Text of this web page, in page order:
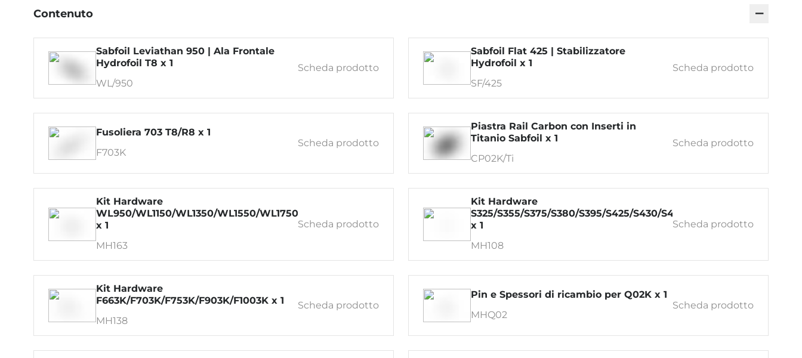
Contenuto −
Sabfoil Leviathan 950 | Ala Frontale
Hydrofoil T8 x 1
WL/950
Scheda prodotto
Sabfoil Flat 425 | Stabilizzatore
Hydrofoil x 1
SF/425
Scheda prodotto
Fusoliera 703 T8/R8 x 1
F703K
Scheda prodotto
Piastra Rail Carbon con Inserti in
Titanio Sabfoil x 1
CP02K/Ti
Scheda prodotto
Kit Hardware
WL950/WL1150/WL1350/WL1550/WL1750/WM999
x 1
MH163
Scheda prodotto
Kit Hardware
S325/S355/S375/S380/S395/S425/S430/S450/S480/S483
x 1
MH108
Scheda prodotto
Kit Hardware
F663K/F703K/F753K/F903K/F1003K x 1
MH138
Scheda prodotto
Pin e Spessori di ricambio per Q02K x 1
MHQ02
Scheda prodotto